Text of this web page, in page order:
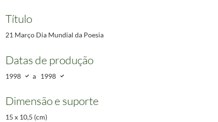
Título
21 Março Dia Mundial da Poesia
Datas de produção
1998 a 1998
Dimensão e suporte
15 x 10,5 (cm)